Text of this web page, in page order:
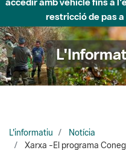
L'informatiu
Notícia
Xarxa -El programa